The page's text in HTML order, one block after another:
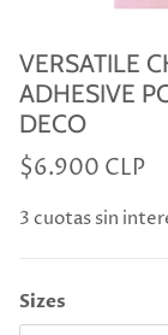
VERSATILE
ADHESIVE
DECO
$6.900 CLP
3 cuotas sin
Sizes